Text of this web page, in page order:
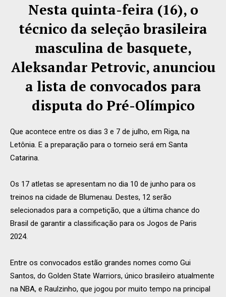
Nesta quinta-feira (16), o
técnico da seleção brasileira
masculina de basquete,
Aleksandar Petrovic, anunciou
a lista de convocados para
disputa do Pré-Olímpico
Que acontece entre os dias 3 e 7 de julho, em Riga, na
Letônia. E a preparação para o torneio será em Santa
Catarina.
Os 17 atletas se apresentam no dia 10 de junho para os
treinos na cidade de Blumenau. Destes, 12 serão
selecionados para a competição, que a última chance do
Brasil de garantir a classificação para os Jogos de Paris
2024.
Entre os convocados estão grandes nomes como Gui
Santos, do Golden State Warriors, único brasileiro atualmente
na NBA, e Raulzinho, que jogou por muito tempo na principal